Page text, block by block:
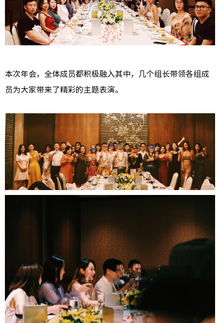
本次年会，全体成员都积极融入其中，几个组长带领各组成
员为大家带来了精彩的主题表演。